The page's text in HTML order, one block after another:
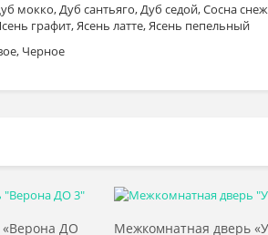
мокко, Дуб сантьяго, Дуб седой, Сосна
графит, Ясень латте, Ясень пепельный
Черное
ДО
Межкомнатная дверь
Выбрать >